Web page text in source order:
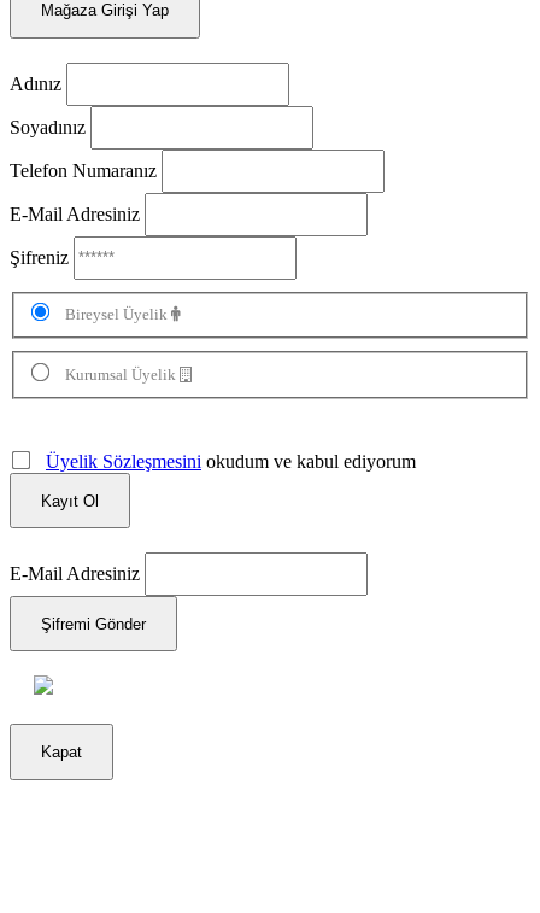
Mağaza Girişi Yap
Adınız
Soyadınız
Telefon Numaranız
E-Mail Adresiniz
Şifreniz
Bireysel Üyelik
Kurumsal Üyelik
Üyelik Sözleşmesini okudum ve kabul ediyorum
Kayıt Ol
E-Mail Adresiniz
Şifremi Gönder
Kapat